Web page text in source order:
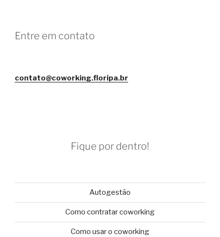
Entre em contato
contato@coworking.floripa.br
Fique por dentro!
Autogestão
Como contratar coworking
Como usar o coworking